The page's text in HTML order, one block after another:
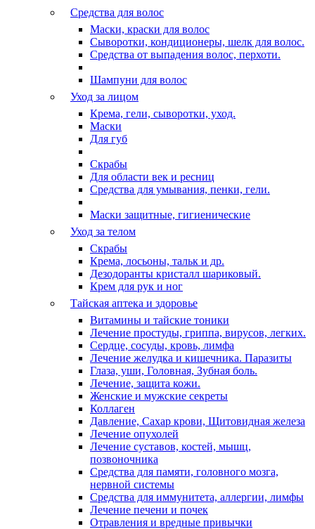
Средства для волос
Маски, краски для волос
Сыворотки, кондиционеры, шелк для волос.
Средства от выпадения волос, перхоти.
Шампуни для волос
Уход за лицом
Крема, гели, сыворотки, уход.
Маски
Для губ
Скрабы
Для области век и ресниц
Средства для умывания, пенки, гели.
Маски защитные, гигиенические
Уход за телом
Скрабы
Крема, лосьоны, тальк и др.
Дезодоранты кристалл шариковый.
Крем для рук и ног
Тайская аптека и здоровье
Витамины и тайские тоники
Лечение простуды, гриппа, вирусов, легких.
Сердце, сосуды, кровь, лимфа
Лечение желудка и кишечника. Паразиты
Глаза, уши, Головная, Зубная боль.
Лечение, защита кожи.
Женские и мужские секреты
Коллаген
Давление, Сахар крови, Щитовидная железа
Лечение опухолей
Лечение суставов, костей, мышц,
позвоночника
Средства для памяти, головного мозга,
нервной системы
Средства для иммунитета, аллергии, лимфы
Лечение печени и почек
Отравления и вредные привычки